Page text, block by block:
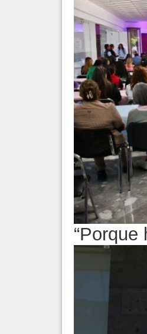
“Porque